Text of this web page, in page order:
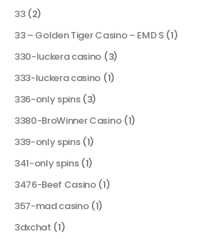
33(2)
33 – Golden Tiger Casino – EMD S(1)
330-luckera casino (3)
333-luckera casino (1)
336-only spins(3)
3380-BroWinner Casino(1)
339-only spins(1)
341-only spins(1)
3476-Beef Casino(1)
357-mad casino(1)
3dxchat (1)